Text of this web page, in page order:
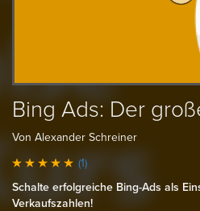
Bing Ads: Der
Von Alexander Schreiner
(1)
Schalte erfolgreiche Bing-Ads als
Verkaufszahlen!